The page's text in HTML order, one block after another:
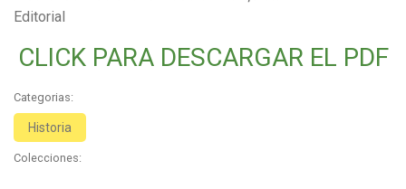
Editorial
CLICK PARA DESCARGAR EL PDF
Categorias:
Historia
Colecciones: